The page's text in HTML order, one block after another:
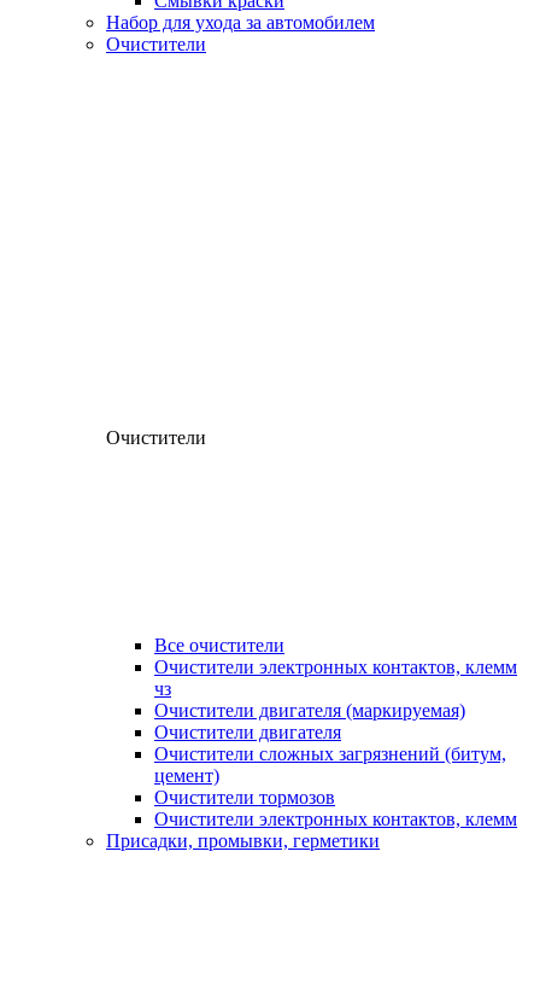
Набор для ухода за автомобилем
Очистители
Очистители
Все очистители
Очистители электронных контактов, клемм
чз
Очистители двигателя (маркируемая)
Очистители двигателя
Очистители сложных загрязнений (битум,
цемент)
Очистители тормозов
Очистители электронных контактов, клемм
Присадки, промывки, герметики